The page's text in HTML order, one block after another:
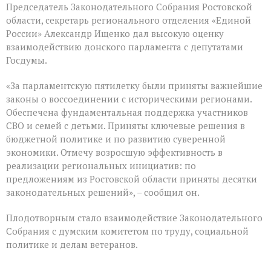
Государственной
Думе
состоялось
заключительное
сессии,
ставшее
последним
для
VIII
созыва
Председатель Законодательного Собрания Ростовской
области, секретарь регионального отделения «Единой
России» Александр Ищенко дал высокую оценку
взаимодействию донского парламента с депутатами
Госдумы.
«За парламентскую пятилетку были приняты важнейшие
законы о воссоединении с историческими регионами.
Обеспечена фундаментальная поддержка участников
СВО и семей с детьми. Приняты ключевые решения в
бюджетной политике и по развитию суверенной
экономики. Отмечу возросшую эффективность в
реализации региональных инициатив: по
предложениям из Ростовской области приняты десятки
законодательных решений», – сообщил он.
Плодотворным стало взаимодействие Законодательного
Собрания с думским комитетом по труду, социальной
политике и делам ветеранов.